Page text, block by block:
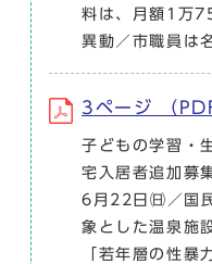
料は、月額1万
異動／市職員は
3ページ （
子どもの学習・
宅入居者追加募
6月22日㈰／国
象とした温泉施
「若年層の性暴